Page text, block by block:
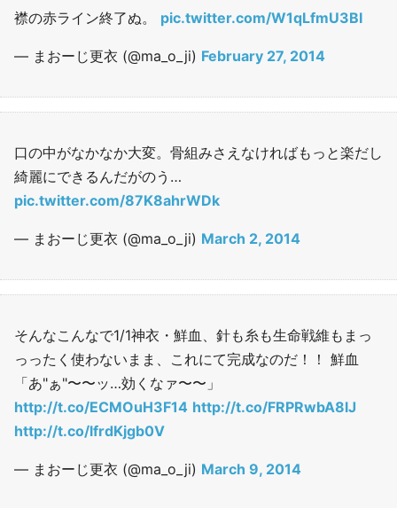
襟の赤ライン終了ぬ。 pic.twitter.com/W1qLfmU3BI
— まおーじ更衣 (@ma_o_ji) February 27, 2014
口の中がなかなか大変。骨組みさえなければもっと楽だし
綺麗にできるんだがのう…
pic.twitter.com/87K8ahrWDk
— まおーじ更衣 (@ma_o_ji) March 2, 2014
そんなこんなで1/1神衣・鮮血、針も糸も生命戦維もまっ
っったく使わないまま、これにて完成なのだ！！ 鮮血
「あ"ぁ"〜〜ッ…効くなァ〜〜」
http://t.co/ECMOuH3F14 http://t.co/FRPRwbA8lJ
http://t.co/lfrdKjgb0V
— まおーじ更衣 (@ma_o_ji) March 9, 2014